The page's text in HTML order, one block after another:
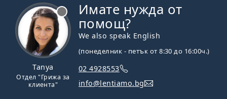
Tanya
Отдел "Грижа за
клиента"
Имате нужда от
помощ?
We also speak English
(понеделник - петък от 8:30 до 16:00ч.)
02 4928553
info@lentiamo.bg